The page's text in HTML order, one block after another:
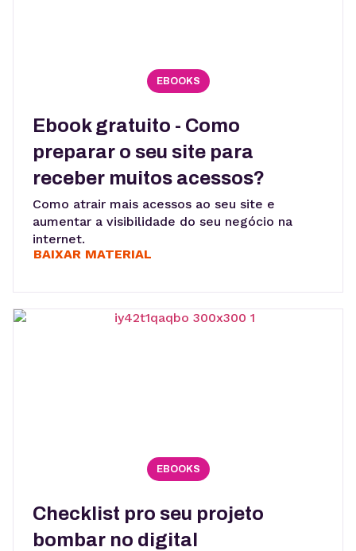
EBOOKS
Ebook gratuito - Como
preparar o seu site para
receber muitos acessos?
Como atrair mais acessos ao seu site e
aumentar a visibilidade do seu negócio na
internet.
BAIXAR MATERIAL
EBOOKS
Checklist pro seu projeto
bombar no digital